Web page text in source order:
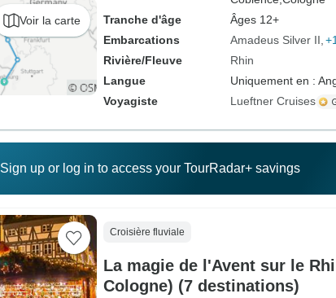
Voir la carte
Tranche d'âge
Âges 12+
Embarcations
Amadeus Silver II
Rivière/Fleuve
Rhin
Langue
Uniquement en :
Voyagiste
Lueftner Cruises
Sign up or log in to access your TourRadar+ savings
Croisière fluviale
La magie de l'Avent sur le
Cologne) (7 destinations)